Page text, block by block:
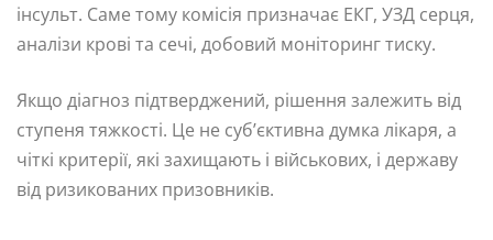
інсульт. Саме тому комісія призначає ЕКГ, УЗД серця,
аналізи крові та сечі, добовий моніторинг тиску.
Якщо діагноз підтверджений, рішення залежить від
ступеня тяжкості. Це не суб’єктивна думка лікаря, а
чіткі критерії, які захищають і військових, і державу
від ризикованих призовників.